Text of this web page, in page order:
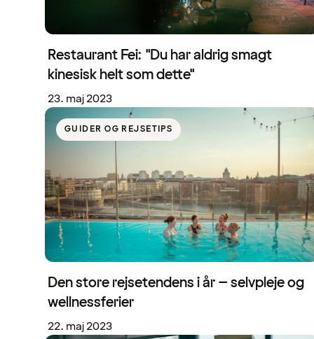
Restaurant Fei: "Du har aldrig smagt
kinesisk helt som dette"
23. maj 2023
GUIDER OG REJSETIPS
Den store rejsetendens i år – selvpleje og
wellnessferier
22. maj 2023